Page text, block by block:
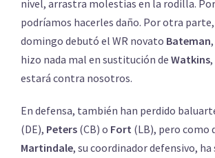
nivel, arrastra molestias en la rodilla.
podríamos hacerles daño. Por otra
domingo debutó el WR novato Bateman
hizo nada mal en sustitución de Watkins
estará contra nosotros.
En defensa, también han perdido
(DE), Peters (CB) o Fort (LB), pero como
Martindale, su coordinador defensivo, ha